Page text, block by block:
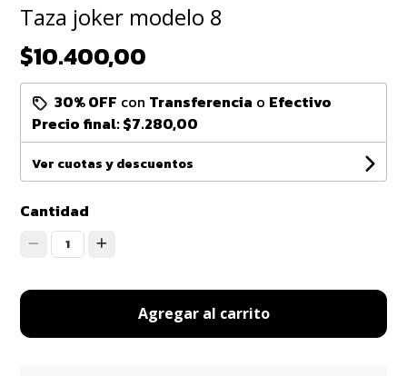
Taza joker modelo 8
$10.400,00
30% OFF con Transferencia o Efectivo
Precio final:$7.280,00
Ver cuotas y descuentos
Cantidad
1
Agregar al carrito